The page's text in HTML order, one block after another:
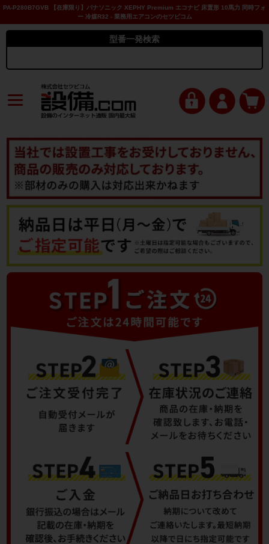
PA-P280B7GVB 【在庫限り】パナソニック XEPHY Premium エコナビ 床置形 10馬力 同時フォ
ー 冷媒R32 - 業務用エアコンのセツビコム
型番一発検索